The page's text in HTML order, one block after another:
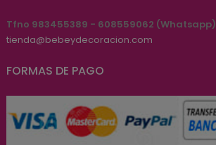
Tfno 983455389 - 608559062 (Whatsapp)
tienda@bebeydecoracion.com
FORMAS DE PAGO